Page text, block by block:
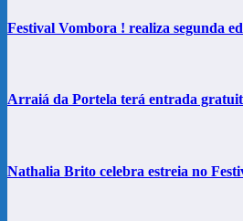
Festival Vombora ! realiza segunda
Arraiá da Portela terá entrada
Nathalia Brito celebra estreia no